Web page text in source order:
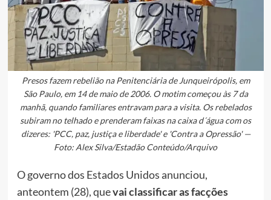
Presos fazem rebelião na Penitenciária de Junqueirópolis, em
São Paulo, em 14 de maio de 2006. O motim começou às 7 da
manhã, quando familiares entravam para a visita. Os rebelados
subiram no telhado e prenderam faixas na caixa d´água com os
dizeres: 'PCC, paz, justiça e liberdade' e 'Contra a Opressão' —
Foto: Alex Silva/Estadão Conteúdo/Arquivo
O governo dos Estados Unidos anunciou,
anteontem (28), quevai classificar as facções